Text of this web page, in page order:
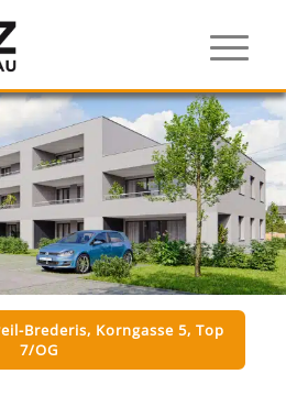
Brederis, Korngasse 5, Top
7/OG